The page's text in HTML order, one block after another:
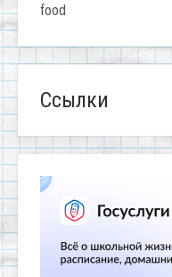
food
Ссылки